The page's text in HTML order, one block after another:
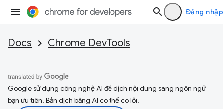
Đăng nhập
Docs Chrome DevTools
Google sử dụng công nghệ AI để dịch nội dung sang ngôn ngữ
bạn ưu tiên. Bản dịch bằng AI có thể có lỗi.